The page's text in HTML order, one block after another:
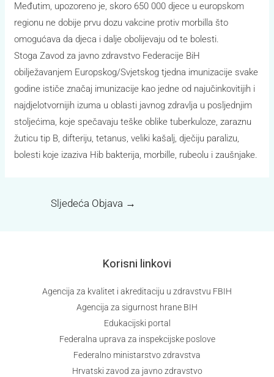
Međutim, upozoreno je, skoro 650 000 djece u europskom
regionu ne dobije prvu dozu vakcine protiv morbilla što
omogućava da djeca i dalje obolijevaju od te bolesti.
Stoga Zavod za javno zdravstvo Federacije BiH
obilježavanjem Europskog/Svjetskog tjedna imunizacije svake
godine ističe značaj imunizacije kao jedne od najučinkovitijih i
najdjelotvornijih izuma u oblasti javnog zdravlja u posljednjim
stoljećima, koje spečavaju teške oblike tuberkuloze, zaraznu
žuticu tip B, difteriju, tetanus, veliki kašalj, dječiju paralizu,
bolesti koje izaziva Hib bakterija, morbille, rubeolu i zaušnjake.
Sljedeća Objava →
Korisni linkovi
Agencija za kvalitet i akreditaciju u zdravstvu FBIH
Agencija za sigurnost hrane BIH
Edukacijski portal
Federalna uprava za inspekcijske poslove
Federalno ministarstvo zdravstva
Hrvatski zavod za javno zdravstvo